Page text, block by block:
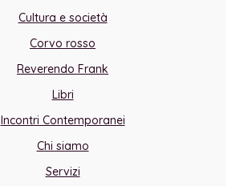
Cultura e società
Corvo rosso
Reverendo Frank
Libri
Incontri Contemporanei
Chi siamo
Servizi